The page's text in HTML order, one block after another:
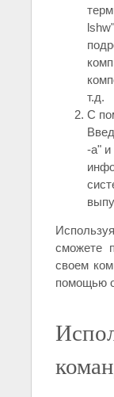
т.д.
С
-a"
сможете
своем
помощью